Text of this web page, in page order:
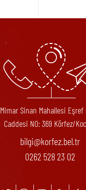
Mimar Sinan Mahallesi
Caddesi N0: 369 Körfez/
bilgi@korfez.bel.tr
0262 528 23 02